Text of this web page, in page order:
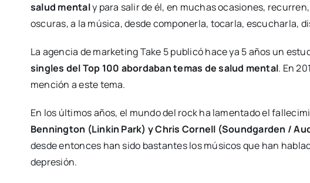
salud mentaly para salir de él, en muchas ocasiones,
oscuras, a la música, desde componerla, tocarla, escucharla,
La agencia de marketing Take 5 publicó hace ya 5 años un
singles del Top 100 abordaban temas de salud mental. En
mención a este tema.
En los últimos años, el mundo del rock ha lamentado el
Bennington (Linkin Park) y Chris Cornell (Soundgarden /
desde entonces han sido bastantes los músicos que han
depresión.